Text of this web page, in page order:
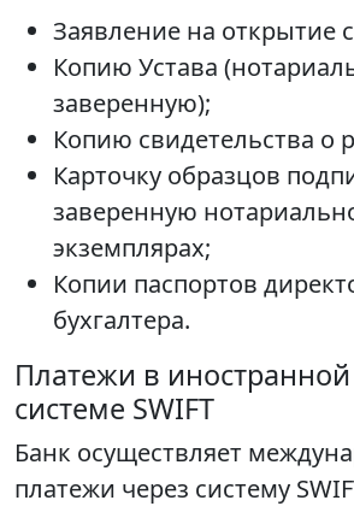
Заявление на открытие
Копию Устава
заверенную);
Копию свидетельства о
Карточку образцов
заверенную
экземплярах;
Копии паспортов
бухгалтера.
Платежи в
системе SWIFT
Банк осуществляет
платежи через систему